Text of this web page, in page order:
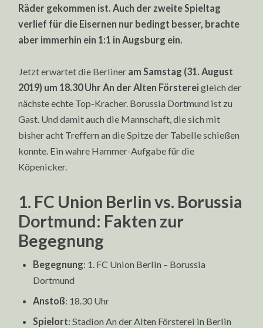
Räder gekommen ist. Auch der zweite Spieltag
verlief für die Eisernen nur bedingt besser, brachte
aber immerhin ein 1:1 in Augsburg ein.
Jetzt erwartet die Berliner am Samstag (31. August
2019) um 18.30 Uhr An der Alten Försterei gleich der
nächste echte Top-Kracher. Borussia Dortmund ist zu
Gast. Und damit auch die Mannschaft, die sich mit
bisher acht Treffern an die Spitze der Tabelle schießen
konnte. Ein wahre Hammer-Aufgabe für die
Köpenicker.
1. FC Union Berlin vs. Borussia
Dortmund: Fakten zur
Begegnung
Begegnung: 1. FC Union Berlin – Borussia
Dortmund
Anstoß: 18.30 Uhr
Spielort: Stadion An der Alten Försterei in Berlin